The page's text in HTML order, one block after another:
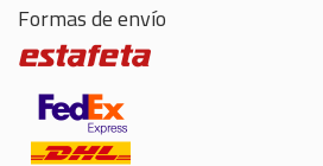
Formas de envío